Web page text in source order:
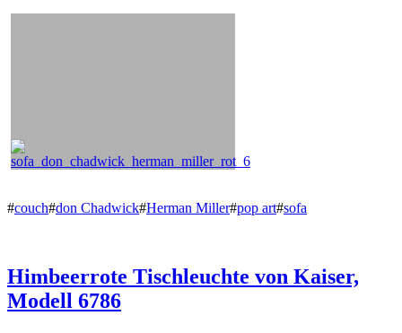
#couch#don Chadwick#Herman Miller#pop art#sofa
Himbeerrote Tischleuchte von Kaiser,
Modell 6786